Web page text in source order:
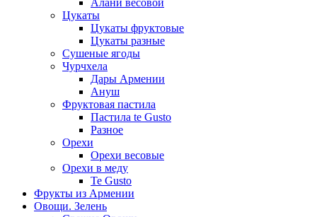
Алани весовой
Цукаты
Цукаты фруктовые
Цукаты разные
Сушеные ягоды
Чурчхела
Дары Армении
Ануш
Фруктовая пастила
Пастила te Gusto
Разное
Орехи
Орехи весовые
Орехи в меду
Te Gusto
Фрукты из Армении
Овощи. Зелень